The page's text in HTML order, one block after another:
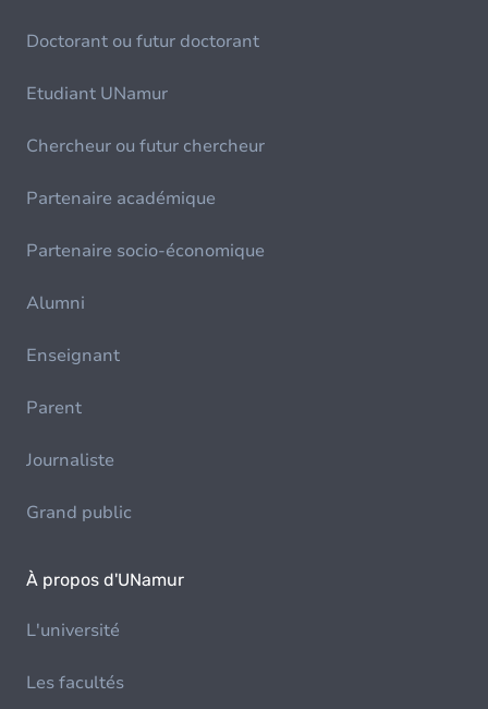
Doctorant ou futur doctorant
Etudiant UNamur
Chercheur ou futur chercheur
Partenaire académique
Partenaire socio-économique
Alumni
Enseignant
Parent
Journaliste
Grand public
À propos d'UNamur
L'université
Les facultés